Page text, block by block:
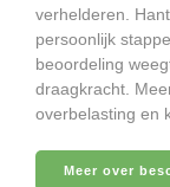
verhelderen.
persoonlijk
beoordeling
draagkracht.
overbelasting en
Meer over